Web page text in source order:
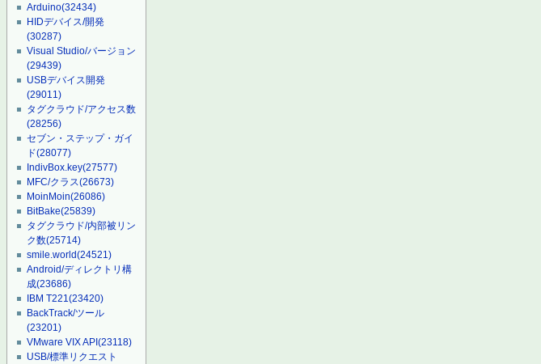
Arduino(32434)
HIDデバイス/開発
(30287)
Visual Studio/バージョン
(29439)
USBデバイス開発
(29011)
タグクラウド/アクセス数
(28256)
セブン・ステップ・ガイ
ド(28077)
IndivBox.key(27577)
MFC/クラス(26673)
MoinMoin(26086)
BitBake(25839)
タグクラウド/内部被リン
ク数(25714)
smile.world(24521)
Android/ディレクトリ構
成(23686)
IBM T221(23420)
BackTrack/ツール
(23201)
VMware VIX API(23118)
USB/標準リクエスト